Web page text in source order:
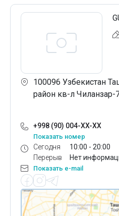
100096 Узбекистан
район кв-л Чиланзар-
+998 (90) 004-XX-XX
Показать номер
Сегодня
Перерыв
10:00 - 20:00
Нет
Показать e-mail